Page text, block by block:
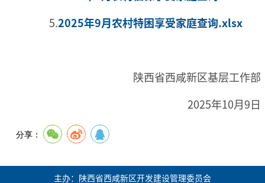
5.2025年9月农村特困享受家庭查询.xlsx
陕西省西咸新区基层工作部
2025年10月9日
分享：
主办：陕西省西咸新区开发建设管理委员会